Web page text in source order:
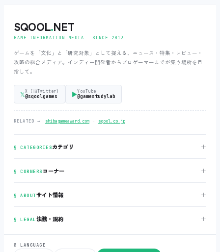
SQOOL.NET
GAME INFORMATION MEDIA ‧ SINCE 2013
ゲームを「文化」と「研究対象」として捉える、ニュース・特集・レビュー・
攻略の総合メディア。インディー開発者からプロゲーマーまでが集う場所を目
指して。
𝕏X (旧Twitter)
@sqoolgames ▶YouTube
@gamestudylab
RELATED → shibagameaward.com ‧ sqool.co.jp
§ CATEGORIESカテゴリ ＋
§ CORNERS コーナー ＋
§ ABOUTサイト情報 ＋
§ LEGAL法務・規約 ＋
§ LANGUAGE